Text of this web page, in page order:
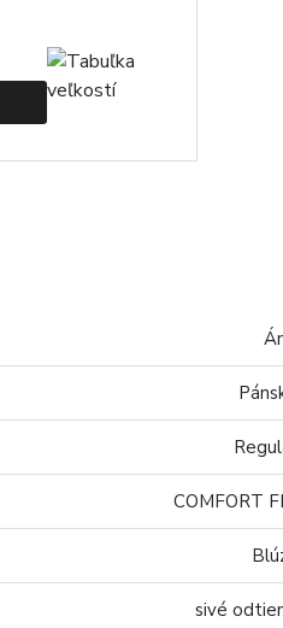
COMFORT
sivé